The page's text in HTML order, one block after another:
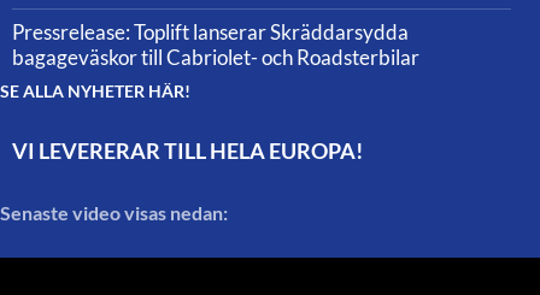
Pressrelease: Toplift lanserar Skräddarsydda
bagageväskor till Cabriolet- och Roadsterbilar
SE ALLA NYHETER HÄR!
VI LEVERERAR TILL HELA EUROPA!
Senaste video visas nedan: